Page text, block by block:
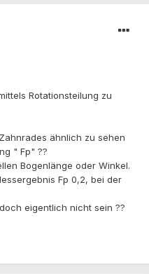
Rotationsteilung zu
ähnlich zu sehen
" Fp" ??
Bogenlänge oder Winkel.
Fp 0,2, bei der
eigentlich nicht sein ??